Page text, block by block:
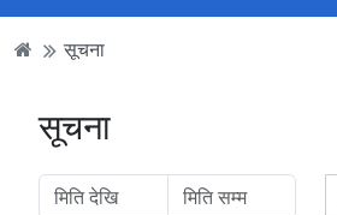
सूचना
सूचना